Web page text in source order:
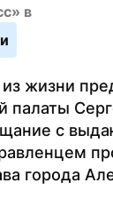
в
жизни
палаты
с
города